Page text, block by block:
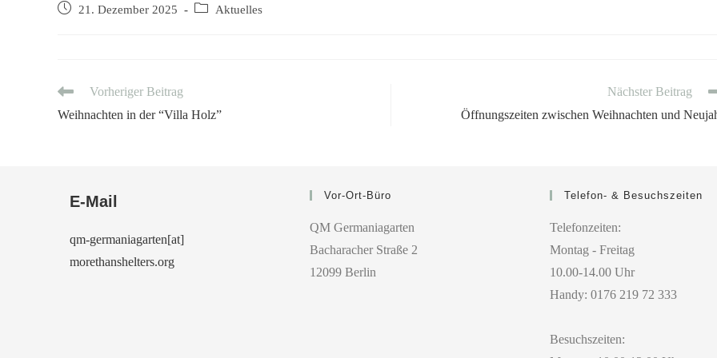
21. Dezember 2025 Aktuelles
Vorheriger Beitrag
Weihnachten in der “Villa Holz”
Nächster Beitrag
Öffnungszeiten zwischen Weihnachten und
E-Mail
qm-germaniagarten[at]
morethanshelters.org
Vor-Ort-Büro
QM Germaniagarten
Bacharacher Straße 2
12099 Berlin
Telefon- & Besuchszeiten
Telefonzeiten:
Montag - Freitag
10.00-14.00 Uhr
Handy: 0176 219 72 333
Besuchszeiten: